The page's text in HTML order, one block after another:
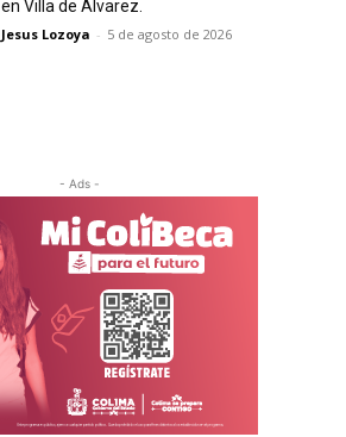
en Villa de Álvarez.
Jesus Lozoya - 5 de agosto de 2026
- Ads -